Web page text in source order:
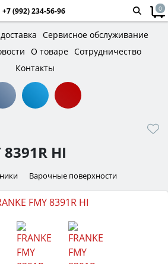
+7 (992) 234-56-96 0
Сервисное обслуживание
О товаре Сотрудничество
Контакты
8391R HI
Варочные поверхности